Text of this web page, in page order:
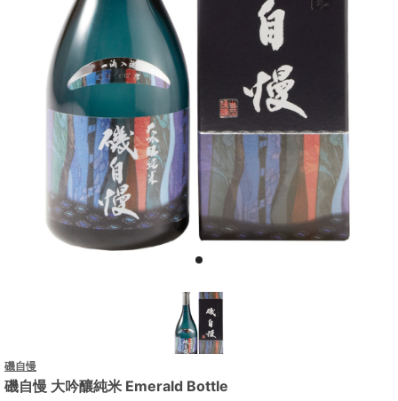
磯自慢
磯自慢 大吟釀純米 Emerald Bottle